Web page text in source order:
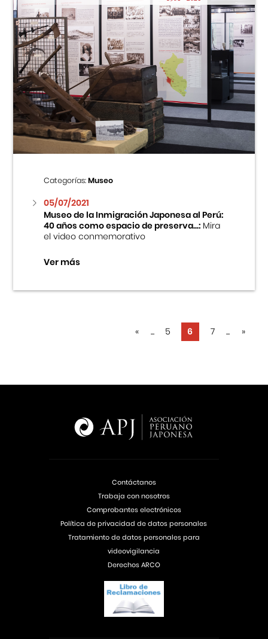
Categorías:Museo
05/07/2021
Museo de la Inmigración Japonesa al Perú:
40 años como espacio de preserva...:Mira
el video conmemorativo
Ver más
« ... 5 6 7 ... »
Contáctanos
Trabaja con nosotros
Comprobantes electrónicos
Política de privacidad de datos personales
Tratamiento de datos personales para
videovigilancia
Derechos ARCO